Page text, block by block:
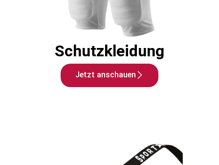
Schutzkleidung
Jetzt anschauen